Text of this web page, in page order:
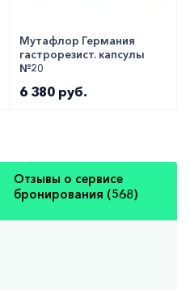
Мутафлор Германия
гастрорезист. капсулы
№20
6 380 руб.
Отзывы о сервисе
бронирования (568)